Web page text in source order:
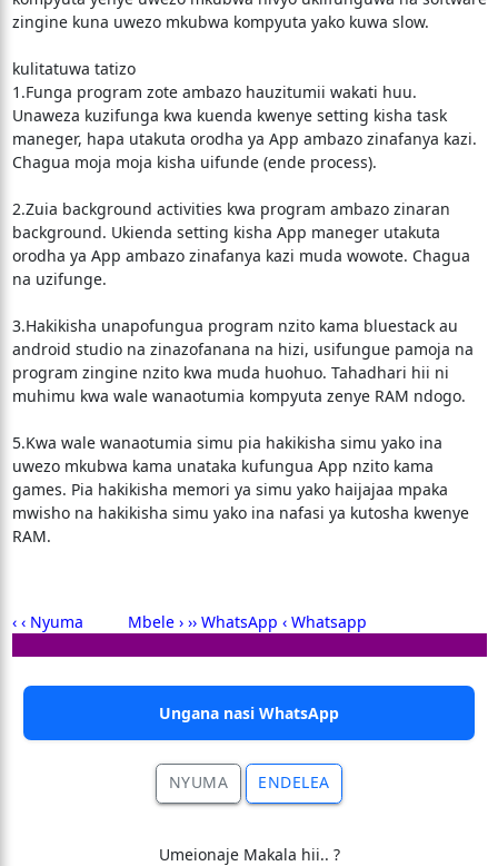
zingine kuna uwezo mkubwa kompyuta yako kuwa slow.
kulitatuwa tatizo
1.Funga program zote ambazo hauzitumii wakati huu.
Unaweza kuzifunga kwa kuenda kwenye setting kisha task
maneger, hapa utakuta orodha ya App ambazo zinafanya kazi.
Chagua moja moja kisha uifunde (ende process).
2.Zuia background activities kwa program ambazo zinaran
background. Ukienda setting kisha App maneger utakuta
orodha ya App ambazo zinafanya kazi muda wowote. Chagua
na uzifunge.
3.Hakikisha unapofungua program nzito kama bluestack au
android studio na zinazofanana na hizi, usifungue pamoja na
program zingine nzito kwa muda huohuo. Tahadhari hii ni
muhimu kwa wale wanaotumia kompyuta zenye RAM ndogo.
5.Kwa wale wanaotumia simu pia hakikisha simu yako ina
uwezo mkubwa kama unataka kufungua App nzito kama
games. Pia hakikisha memori ya simu yako haijajaa mpaka
mwisho na hakikisha simu yako ina nafasi ya kutosha kwenye
RAM.
‹ ‹ Nyuma Mbele › ›› WhatsApp ‹ Whatsapp
Ungana nasi WhatsApp
NYUMA ENDELEA
Umeionaje Makala hii.. ?